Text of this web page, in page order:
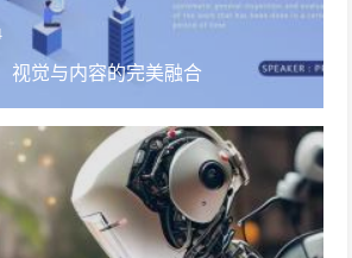
视觉与内容的完美融合